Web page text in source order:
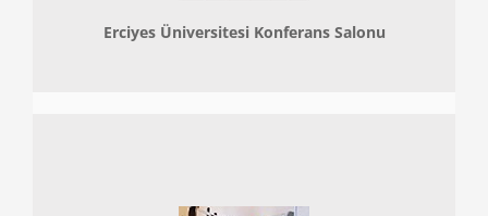
Erciyes Üniversitesi Konferans Salonu